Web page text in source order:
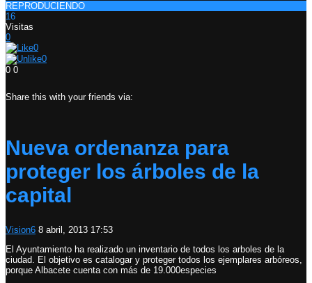
REPRODUCIENDO
16
Visitas
0
0
0
0 0
Share this with your friends via:
Nueva ordenanza para
proteger los árboles de la
capital
Vision6 8 abril, 2013 17:53
El Ayuntamiento ha realizado un inventario de todos los arboles de la
ciudad. El objetivo es catalogar y proteger todos los ejemplares arbóreos,
porque Albacete cuenta con más de 19.000especies